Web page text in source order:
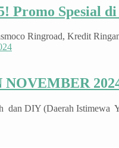
Promo
Ringroad, Kredit
dan DIY (Daerah